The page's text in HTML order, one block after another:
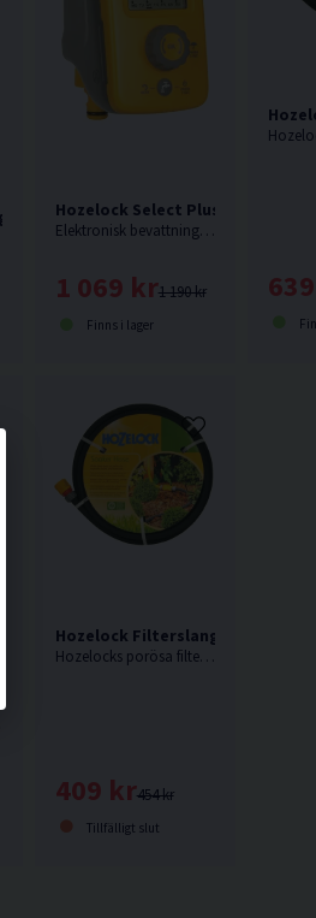
Mekanisk
Hozelock Select Plus
Elektronisk bevattningskontroll med display från Hozelock.
1 190 kr
1 069 kr
Finns i lager
Elektronisk
Hozelock Filterslang 12,5mm 15m
Hozelocks porösa filterslang är lätt att använda och ett av de enklaste sätten att skapa ett bevattningssystem var som helst i trädgården.
454 kr
409 kr
Tillfälligt slut